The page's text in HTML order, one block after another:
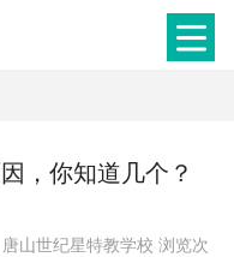
，你知道几个？
山世纪星特教学校 浏览次